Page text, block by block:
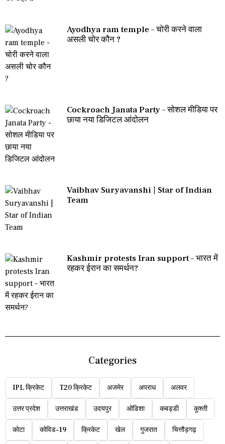
Ayodhya ram temple – चोरी करने वाला
असली चोर कौन ?
Cockroach Janata Party – सोशल मीडिया पर
छाया नया डिजिटल आंदोलन
Vaibhav Suryavanshi | Star of Indian
Team
Kashmir protests Iran support – भारत में
रहकर ईरान का समर्थन?
Categories
IPL क्रिकेट T20 क्रिकेट अजमेर अपराध अलवर
उत्तर प्रदेश उत्तराखंड उदयपुर ओडिशा कबड्डी कुश्ती
कोटा कोविड-19 क्रिकेट खेल गुजरात चित्तौड़गढ़